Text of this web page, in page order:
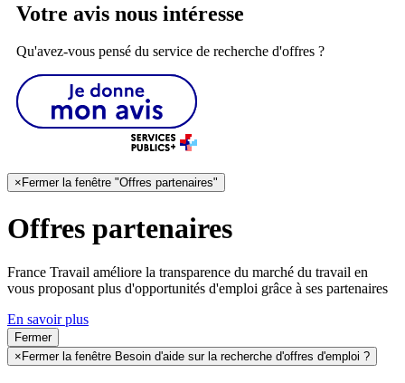
Votre avis nous intéresse
Qu'avez-vous pensé du service de recherche d'offres ?
× Fermer la fenêtre "Offres partenaires"
Offres partenaires
France Travail améliore la transparence du marché du travail en
vous proposant plus d'opportunités d'emploi grâce à ses partenaires
En savoir plus
Fermer
× Fermer la fenêtre Besoin d'aide sur la recherche d'offres d'emploi ?